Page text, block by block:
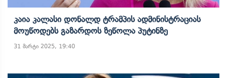
Კაია Კალასი Დონალდ Ტრამპის Ადმინისტრაციას
Მოუწოდებს Გაზარდოს Ზეწოლა Პუტინზე
31 მარტი 2025, 19:40